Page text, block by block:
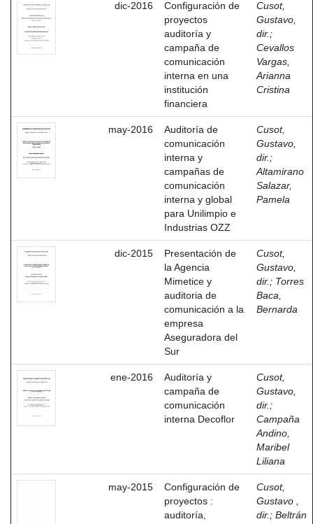
dic-2016
Configuración de
proyectos
auditoría y
campaña de
comunicación
interna en una
institución
financiera
Cusot,
Gustavo,
dir. ;
Cevallos
Vargas,
Arianna
Cristina
may-2016
Auditoría de
comunicación
interna y
campañas de
comunicación
interna y global
para Unilimpio e
Industrias OZZ
Cusot,
Gustavo,
dir. ;
Altamirano
Salazar,
Pamela
dic-2015
Presentación de
la Agencia
Mimetice y
auditoria de
comunicación a la
empresa
Aseguradora del
Sur
Cusot,
Gustavo,
dir. ; Torres
Baca,
Bernarda
ene-2016
Auditoría y
campaña de
comunicación
interna Decoflor
Cusot,
Gustavo,
dir. ;
Campaña
Andino,
Maribel
Liliana
may-2015
Configuración de
proyectos :
auditoría,
Cusot,
Gustavo ,
dir. ; Beltrán